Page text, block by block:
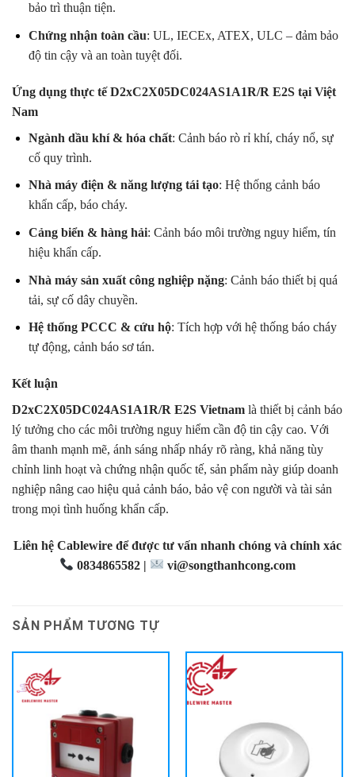
bảo trì thuận tiện.
Chứng nhận toàn cầu: UL, IECEx, ATEX, ULC – đảm bảo
độ tin cậy và an toàn tuyệt đối.
Ứng dụng thực tế D2xC2X05DC024AS1A1R/R E2S tại Việt
Nam
Ngành dầu khí & hóa chất: Cảnh báo rò rỉ khí, cháy nổ, sự
cố quy trình.
Nhà máy điện & năng lượng tái tạo: Hệ thống cảnh báo
khẩn cấp, báo cháy.
Cảng biển & hàng hải: Cảnh báo môi trường nguy hiểm, tín
hiệu khẩn cấp.
Nhà máy sản xuất công nghiệp nặng: Cảnh báo thiết bị quá
tải, sự cố dây chuyền.
Hệ thống PCCC & cứu hộ: Tích hợp với hệ thống báo cháy
tự động, cảnh báo sơ tán.
Kết luận
D2xC2X05DC024AS1A1R/R E2S Vietnam là thiết bị cảnh báo
lý tưởng cho các môi trường nguy hiểm cần độ tin cậy cao. Với
âm thanh mạnh mẽ, ánh sáng nhấp nháy rõ ràng, khả năng tùy
chỉnh linh hoạt và chứng nhận quốc tế, sản phẩm này giúp doanh
nghiệp nâng cao hiệu quả cảnh báo, bảo vệ con người và tài sản
trong mọi tình huống khẩn cấp.
Liên hệ Cablewire để được tư vấn nhanh chóng và chính xác
0834865582 |
vi@songthanhcong.com
SẢN PHẨM TƯƠNG TỰ